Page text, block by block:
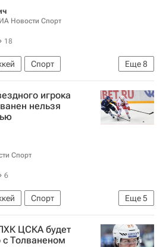
Новости Спорт
18
Еще8
Спорт
Квартальнов
(Ярославль)
СКА (Санкт-Петербург)
игрока
нельзя
Спорт
6
Еще5
Спорт
КХЛ 2025-2026
ЦСКА
ЦСКА будет
с Толваненом